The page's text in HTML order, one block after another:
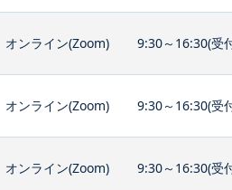
オンライン(Zoom) 9:30～16:30(受
オンライン(Zoom) 9:30～16:30(受
オンライン(Zoom) 9:30～16:30(受